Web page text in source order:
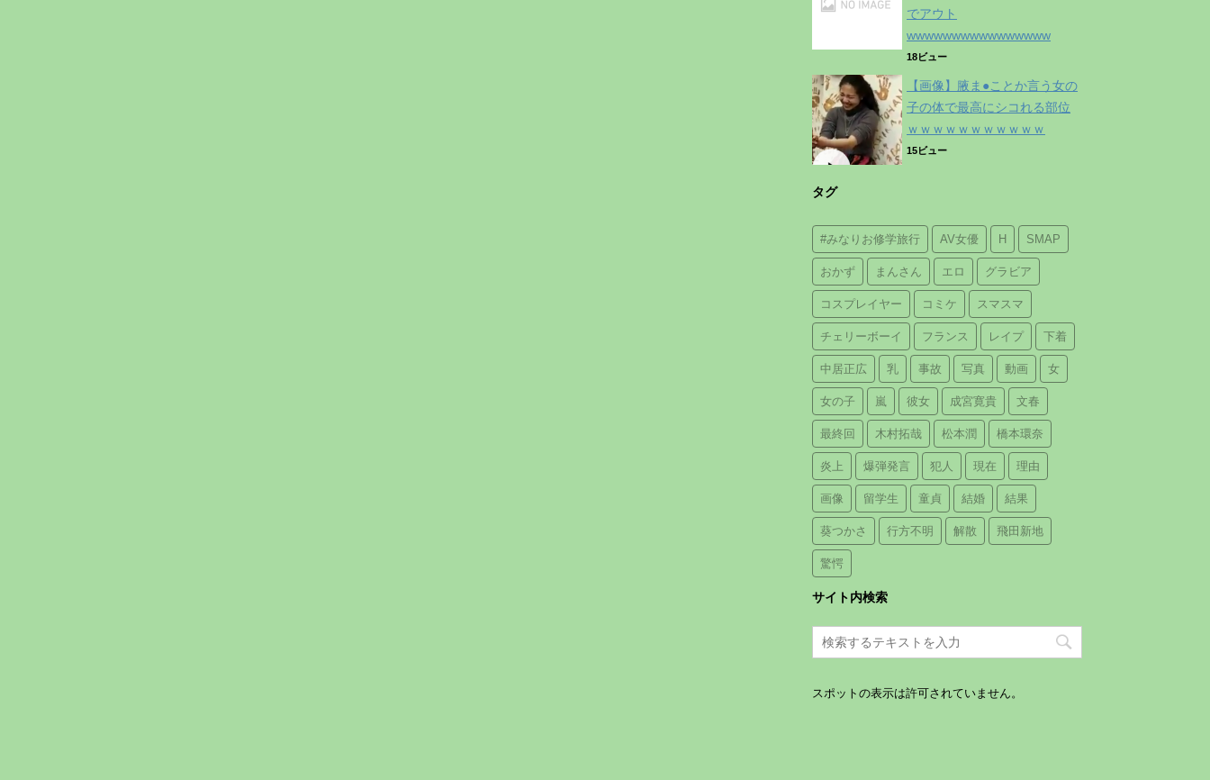
でアウト
wwwwwwwwwwwwwwww
18ビュー
【画像】腋ま●ことか言う女の
子の体で最高にシコれる部位
ｗｗｗｗｗｗｗｗｗｗｗ
15ビュー
タグ
#みなりお修学旅行 AV女優 H SMAP
おかず まんさん エロ グラビア
コスプレイヤー コミケ スマスマ
チェリーボーイ フランス レイプ 下着
中居正広 乳 事故 写真 動画 女
女の子 嵐 彼女 成宮寛貴 文春
最終回 木村拓哉 松本潤 橋本環奈
炎上 爆弾発言 犯人 現在 理由
画像 留学生 童貞 結婚 結果
葵つかさ 行方不明 解散 飛田新地
驚愕
サイト内検索